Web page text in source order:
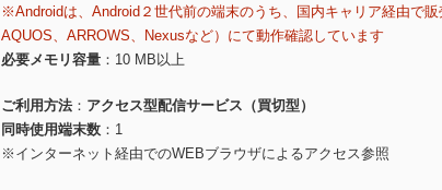
※Androidは、Android２世代前の端末のうち、国内キャリア経由で販
AQUOS、ARROWS、Nexusなど）にて動作確認しています
必要メモリ容量
10 MB以上
ご利用方法
アクセス型配信サービス（買切型）
同時使用端末数
1
※インターネット経由でのWEBブラウザによるアクセス参照